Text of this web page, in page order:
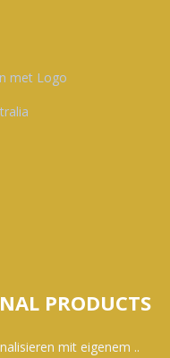
met Logo
PRODUCTS
mit eigenem ..